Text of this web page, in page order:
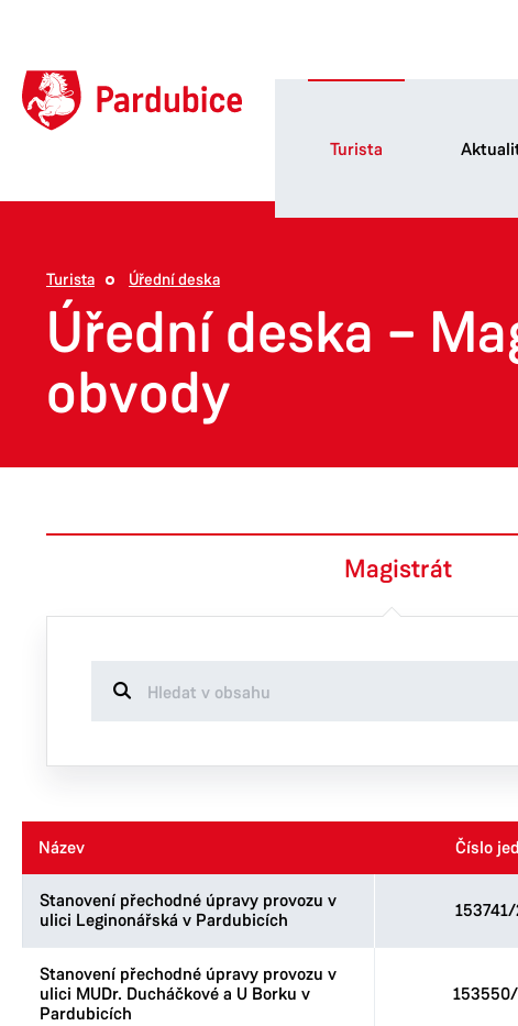
Turista
Turista Úřední deska
Úřední deska –
obvody
Magistrát
Název Číslo
Stanovení přechodné úpravy provozu v
ulici Leginonářská v Pardubicích
Stanovení přechodné úpravy provozu v
ulici MUDr. Ducháčkové a U Borku v
Pardubicích
Název Číslo